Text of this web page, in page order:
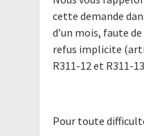
cette demande
d’un mois, faute
refus implicite
R311-12 et R311-
Pour toute